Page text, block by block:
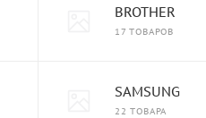
BROTHER
17 ТОВАРОВ
SAMSUNG
22 ТОВАРА